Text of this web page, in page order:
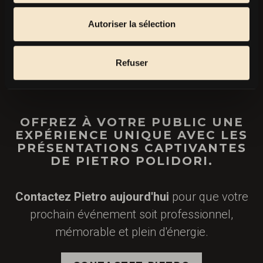
Autoriser la sélection
Refuser
RENDEZ VOS ÉVÉNEMENTS
OU ÉMISSIONS INOUBLIABLES
!
OFFREZ À VOTRE PUBLIC UNE
EXPÉRIENCE UNIQUE AVEC LES
PRÉSENTATIONS CAPTIVANTES
DE PIETRO POLIDORI.
Contactez Pietro aujourd'hui pour que votre
prochain événement soit professionnel,
mémorable et plein d'énergie.